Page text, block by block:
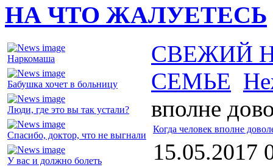
НА ЧТО ЖАЛУЕТЕСЬ
Наркомаша
Бабушка хочет в больницу
Люди, где это вы так устали?
Спасибо, доктор, что не выгнали
У вас и должно болеть
СВЕЖИЙ
СЕМЬЕ
вполне
Когда человек вполне
15.05.2017